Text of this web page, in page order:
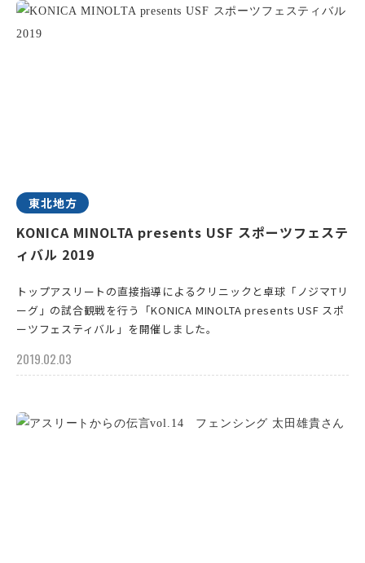
東北地方
KONICA MINOLTA presents USF スポーツフェステ
ィバル 2019
トップアスリートの直接指導によるクリニックと卓球「ノジマTリ
ーグ」の試合観戦を行う「KONICA MINOLTA presents USF スポ
ーツフェスティバル」を開催しました。
2019.02.03